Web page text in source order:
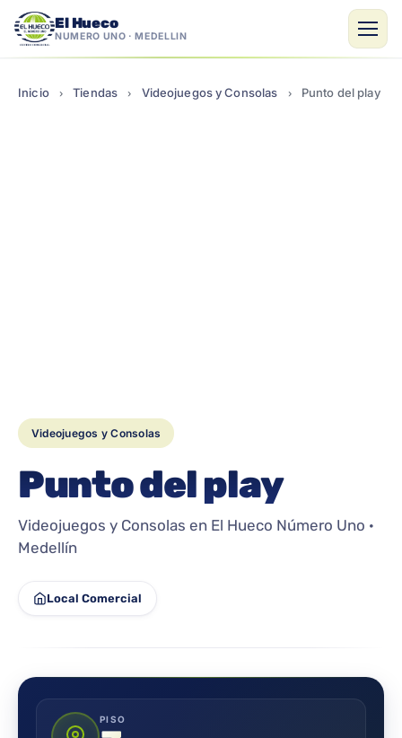
El Hueco
NÚMERO UNO · MEDELLÍN
Inicio › Tiendas › Videojuegos y Consolas › Punto del play
Videojuegos y Consolas
Punto del play
Videojuegos y Consolas en El Hueco Número Uno ·
Medellín
Local Comercial
PISO